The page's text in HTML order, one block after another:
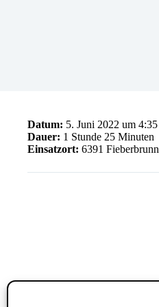
Datum: 5. Juni 2022 um 4:35
Dauer: 1 Stunde 25 Minuten
Einsatzort: 6391 Fieberbrunn